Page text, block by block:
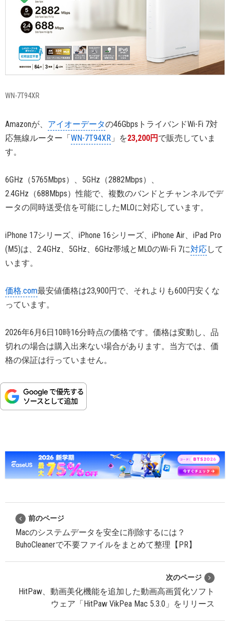
WN-7T94XR
Amazonが、 アイオーデータの46GbpsトライバンドWi-Fi 7対
応無線ルーター「WN-7T94XR 」を23,200円 で販売していま
す。
6GHz（5765Mbps）、5GHz（2882Mbps）、
2.4GHz（688Mbps）性能で、複数のバンドとチャンネルでデ
ータの同時送受信を可能にしたMLOに対応しています。
iPhone 17シリーズ、iPhone 16シリーズ、iPhone Air、iPad Pro
(M5)は、2.4GHz、5GHz、6GHz帯域とMLOのWi-Fi 7に対応して
います。
価格.com最安値価格は23,900円で、それよりも600円安くな
っています。
2026年6月6日10時16分時点の価格です。価格は変動し、品
切れの場合は購入出来ない場合があります。当方では、価
格の保証は行っていません。
前のページ
Macのシステムデータを安全に削除するには？
BuhoCleanerで不要ファイルをまとめて整理【PR】
次のページ
HitPaw、動画美化機能を追加した動画高画質化ソフト
ウェア「HitPaw VikPea Mac 5.3.0」をリリース